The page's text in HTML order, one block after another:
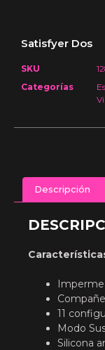
Satisfyer Dos
SKU
Categorías
Descripción
11
Modo
Silicona